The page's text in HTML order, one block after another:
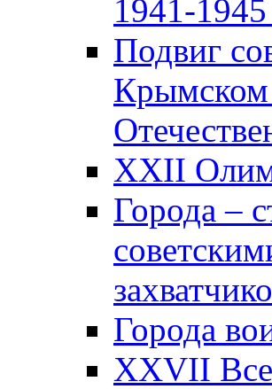
1941-1945
Подвиг
Крымском
XXII
Города –
Города
XXVII